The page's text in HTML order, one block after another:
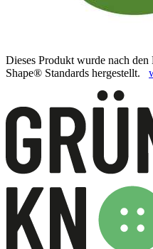
Dieses Produkt wurde nach den
Shape® Standards hergestellt.